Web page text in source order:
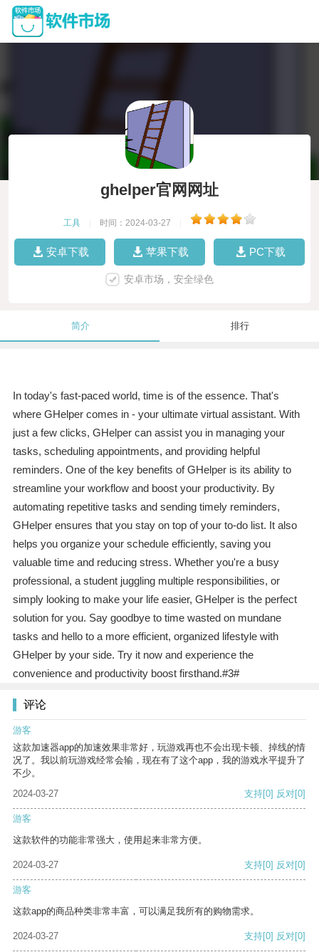
ghelper官网网址
工具 时间：2024-03-27
安卓下载 苹果下载 PC下载
安卓市场，安全绿色
简介 排行
In today's fast-paced world, time is of the essence. That's
where GHelper comes in - your ultimate virtual assistant. With
just a few clicks, GHelper can assist you in managing your
tasks, scheduling appointments, and providing helpful
reminders. One of the key benefits of GHelper is its ability to
streamline your workflow and boost your productivity. By
automating repetitive tasks and sending timely reminders,
GHelper ensures that you stay on top of your to-do list. It also
helps you organize your schedule efficiently, saving you
valuable time and reducing stress. Whether you're a busy
professional, a student juggling multiple responsibilities, or
simply looking to make your life easier, GHelper is the perfect
solution for you. Say goodbye to time wasted on mundane
tasks and hello to a more efficient, organized lifestyle with
GHelper by your side. Try it now and experience the
convenience and productivity boost firsthand.#3#
评论
游客
这款加速器app的加速效果非常好，玩游戏再也不会出现卡顿、掉线的情
况了。我以前玩游戏经常会输，现在有了这个app，我的游戏水平提升了
不少。
2024-03-27
支持[0] 反对[0]
游客
这款软件的功能非常强大，使用起来非常方便。
2024-03-27 支持[0] 反对[0]
游客
这款app的商品种类非常丰富，可以满足我所有的购物需求。
2024-03-27 支持[0] 反对[0]